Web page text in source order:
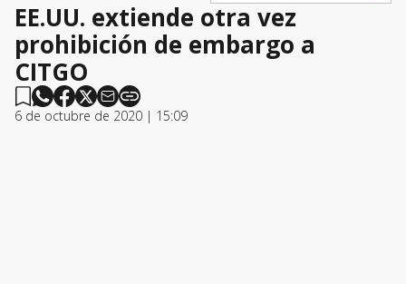
EE.UU. extiende otra vez
prohibición de embargo a
CITGO
6 de octubre de 2020 | 15:09